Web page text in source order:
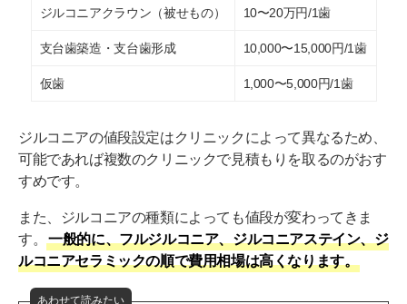
ジルコニアクラウン（被せもの） 10〜20万円/1歯
支台歯築造・支台歯形成 10,000〜15,000円/1歯
仮歯 1,000〜5,000円/1歯
ジルコニアの値段設定はクリニックによって異なるため、
可能であれば複数のクリニックで見積もりを取るのがおす
すめです。
また、ジルコニアの種類によっても値段が変わってきま
す。
一般的に、フルジルコニア、ジルコニアステイン、ジ
ルコニアセラミックの順で費用相場は高くなります。
あわせて読みたい